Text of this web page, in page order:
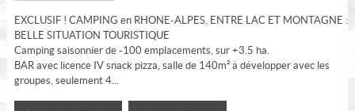
EXCLUSIF ! CAMPING en RHONE-ALPES, ENTRE LAC ET MONTAGNE :
BELLE SITUATION TOURISTIQUE
Camping saisonnier de -100 emplacements, sur +3.5 ha.
BAR avec licence IV snack pizza, salle de 140m² à développer avec les
groupes, seulement 4...